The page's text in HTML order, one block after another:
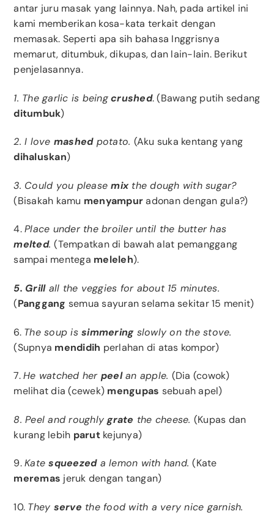
antar juru masak yang lainnya. Nah, pada artikel ini
kami memberikan kosa-kata terkait dengan
memasak. Seperti apa sih bahasa Inggrisnya
memarut, ditumbuk, dikupas, dan lain-lain. Berikut
penjelasannya.
1. The garlic is being crushed. (Bawang putih sedang
ditumbuk)
2. I love mashedpotato. (Aku suka kentang yang
dihaluskan)
3. Could you pleasemixthe dough with sugar?
(Bisakah kamu menyampuradonan dengan gula?)
4.Place under the broiler until the butter has
melted.(Tempatkan di bawah alat pemanggang
sampai mentega meleleh).
5. Grillall the veggies for about 15 minutes.
(Panggang semua sayuran selama sekitar 15 menit)
6. The soup issimmeringslowly on the stove.
(Supnya mendidih perlahan di atas kompor)
7.He watched her peelan apple. (Dia (cowok)
melihat dia (cewek) mengupas sebuah apel)
8. Peel and roughlygrate the cheese. (Kupas dan
kurang lebih parutkejunya)
9.Katesqueezeda lemon with hand.(Kate
meremas jeruk dengan tangan)
10. They serve the food with a very nice garnish.